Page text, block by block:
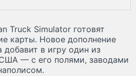
Truck Simulator готовят
карты. Новое дополнение
добавит в игру один из
— с его полями, заводами